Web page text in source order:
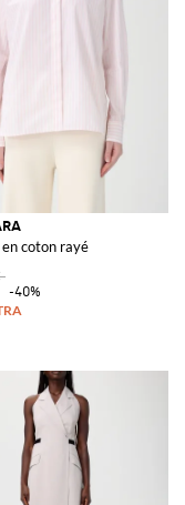
coton rayé
-40%